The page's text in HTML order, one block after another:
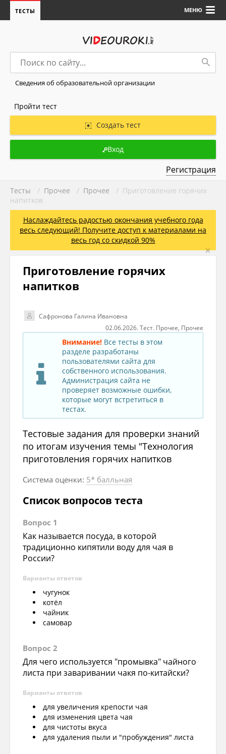
МЕНЮ
ТЕСТЫ
Сведения об образовательной организации
Пройти тест
Создать тест
Вход
Регистрация
Тесты / Прочее / Прочее
/ Приготовление горячих
напитков
Наслаждайтесь радостью окончания учебного года
весь следующий! Получите доступ к материалами на
весь год со скидкой 90%
×
Приготовление горячих
напитков
Сафронова Галина Ивановна
02.06.2026. Тест. Прочее, Прочее
Внимание! Все тесты в этом
разделе разработаны
пользователями сайта для
собственного использования.
Администрация сайта не
проверяет возможные ошибки,
которые могут встретиться в
тестах.
Тестовые задания для проверки знаний
по итогам изучения темы "Технология
приготовления горячих напитков
Система оценки: 5* балльная
Список вопросов теста
Вопрос 1
Как называется посуда, в которой
традиционно кипятили воду для чая в
России?
Варианты ответов
чугунок
котёл
чайник
самовар
Вопрос 2
Для чего используется "промывка" чайного
листа при заваривании чакя по-китайски?
Варианты ответов
для увеличения крепости чая
для изменения цвета чая
для чистоты вкуса
для удаления пыли и "пробуждения" листа